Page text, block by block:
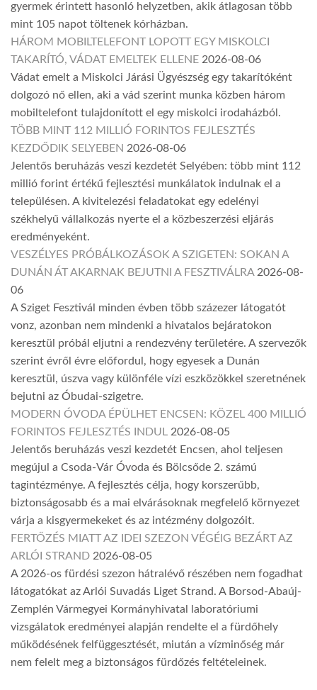
gyermek érintett hasonló helyzetben, akik átlagosan több
mint 105 napot töltenek kórházban.
HÁROM MOBILTELEFONT LOPOTT EGY MISKOLCI
TAKARÍTÓ, VÁDAT EMELTEK ELLENE 2026-08-06
Vádat emelt a Miskolci Járási Ügyészség egy takarítóként
dolgozó nő ellen, aki a vád szerint munka közben három
mobiltelefont tulajdonított el egy miskolci irodaházból.
TÖBB MINT 112 MILLIÓ FORINTOS FEJLESZTÉS
KEZDŐDIK SELYEBEN 2026-08-06
Jelentős beruházás veszi kezdetét Selyében: több mint 112
millió forint értékű fejlesztési munkálatok indulnak el a
településen. A kivitelezési feladatokat egy edelényi
székhelyű vállalkozás nyerte el a közbeszerzési eljárás
eredményeként.
VESZÉLYES PRÓBÁLKOZÁSOK A SZIGETEN: SOKAN A
DUNÁN ÁT AKARNAK BEJUTNI A FESZTIVÁLRA 2026-08-
06
A Sziget Fesztivál minden évben több százezer látogatót
vonz, azonban nem mindenki a hivatalos bejáratokon
keresztül próbál eljutni a rendezvény területére. A szervezők
szerint évről évre előfordul, hogy egyesek a Dunán
keresztül, úszva vagy különféle vízi eszközökkel szeretnének
bejutni az Óbudai-szigetre.
MODERN ÓVODA ÉPÜLHET ENCSEN: KÖZEL 400 MILLIÓ
FORINTOS FEJLESZTÉS INDUL 2026-08-05
Jelentős beruházás veszi kezdetét Encsen, ahol teljesen
megújul a Csoda-Vár Óvoda és Bölcsőde 2. számú
tagintézménye. A fejlesztés célja, hogy korszerűbb,
biztonságosabb és a mai elvárásoknak megfelelő környezet
várja a kisgyermekeket és az intézmény dolgozóit.
FERTŐZÉS MIATT AZ IDEI SZEZON VÉGÉIG BEZÁRT AZ
ARLÓI STRAND 2026-08-05
A 2026-os fürdési szezon hátralévő részében nem fogadhat
látogatókat az Arlói Suvadás Liget Strand. A Borsod-Abaúj-
Zemplén Vármegyei Kormányhivatal laboratóriumi
vizsgálatok eredményei alapján rendelte el a fürdőhely
működésének felfüggesztését, miután a vízminőség már
nem felelt meg a biztonságos fürdőzés feltételeinek.